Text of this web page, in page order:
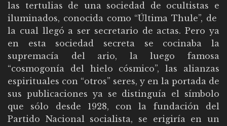
las tertulias de una sociedad de ocultistas e
iluminados, conocida como “Última Thule”, de
la cual llegó a ser secretario de actas. Pero ya
en esta sociedad secreta se cocinaba la
supremacía del ario, la luego famosa
“cosmogonía del hielo cósmico”, las alianzas
espirituales con “otros” seres, y en la portada de
sus publicaciones ya se distinguía el símbolo
que sólo desde 1928, con la fundación del
Partido Nacional socialista, se erigiría en un